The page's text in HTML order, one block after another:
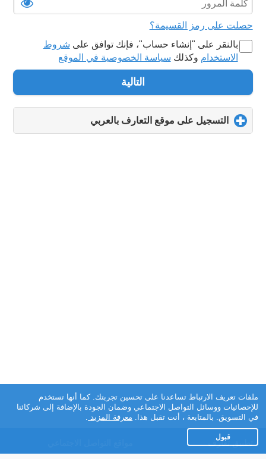
حصلت على رمز القسيمة؟
بالنقر على "‏إنشاء حساب‏"، فإنك توافق على شروط
الاستخدام وكذلك سياسة الخصوصية في الموقع
التالية
التسجيل على موقع التعارف بالعربي
to
تطبيق تعارف
ملفات تعريف الارتباط تساعدنا على تحسين تجربتك. كما أنها تستخدم
للإحصائيات ووسائل التواصل الاجتماعي وضمان الجودة بالإضافة إلى شركائنا
في التسويق. بالمتابعة ، أنت تقبل هذا. معرفة المزيد .
قبول